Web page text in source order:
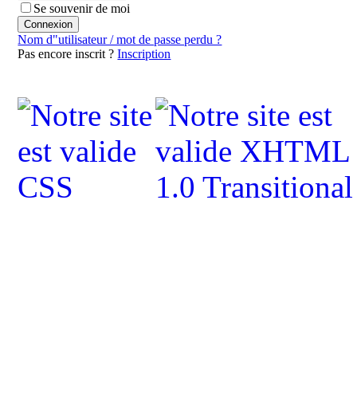
Se souvenir de moi
Nom d"utilisateur / mot de passe perdu ?
Pas encore inscrit ?Inscription